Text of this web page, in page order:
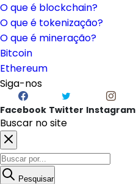
O que é blockchain?
O que é tokenização?
O que é mineração?
Bitcoin
Ethereum
Siga-nos
Facebook Twitter Instagram
Buscar no site
Pesquisar